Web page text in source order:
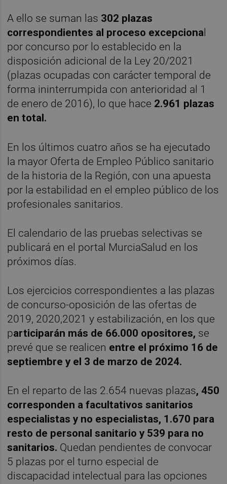
A ello se suman las 302 plazas
correspondientes al proceso excepciona
por concurso por lo establecido en la
disposición adicional de la Ley 20/2021
(plazas ocupadas con carácter temporal de
forma ininterrumpida con anterioridad al 1
de enero de 2016), lo que hace 2.961 plazas
en total.
En los últimos cuatro años se ha ejecutado
la mayor Oferta de Empleo Público sanitario
de la historia de la Región, con una apuesta
por la estabilidad en el empleo público de los
profesionales sanitarios.
El calendario de las pruebas selectivas se
publicará en el portal MurciaSalud en los
próximos días.
Los ejercicios correspondientes a las plazas
de concurso-oposición de las ofertas de
2019, 2020,2021 y estabilización, en los que
participarán más de 66.000 opositores, se
prevé que se realicen entre el próximo 16 de
septiembre y el 3 de marzo de 2024.
En el reparto de las 2.654 nuevas plazas, 450
corresponden a facultativos sanitarios
especialistas y no especialistas, 1.670 para
resto de personal sanitario y 539 para no
sanitarios. Quedan pendientes de convocar
5 plazas por el turno especial de
discapacidad intelectual para las opciones